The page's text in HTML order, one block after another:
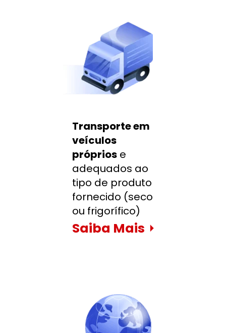
Transporte em
veículos
próprios e
adequados ao
tipo de produto
fornecido (seco
ou frigorífico)
Saiba Mais ⏵